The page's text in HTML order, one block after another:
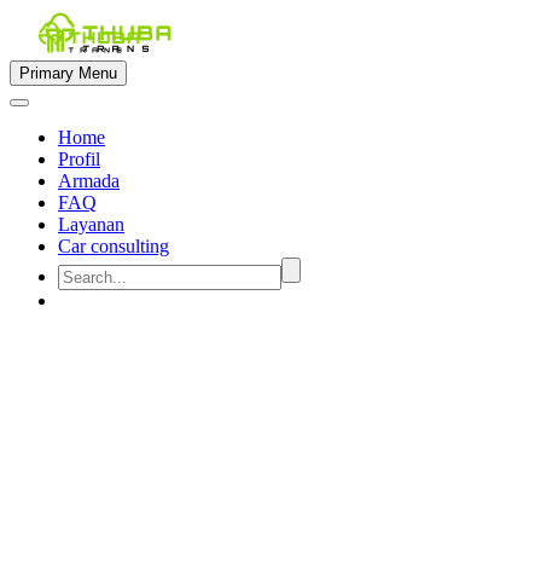
Primary Menu
Home
Profil
Armada
FAQ
Layanan
Car consulting